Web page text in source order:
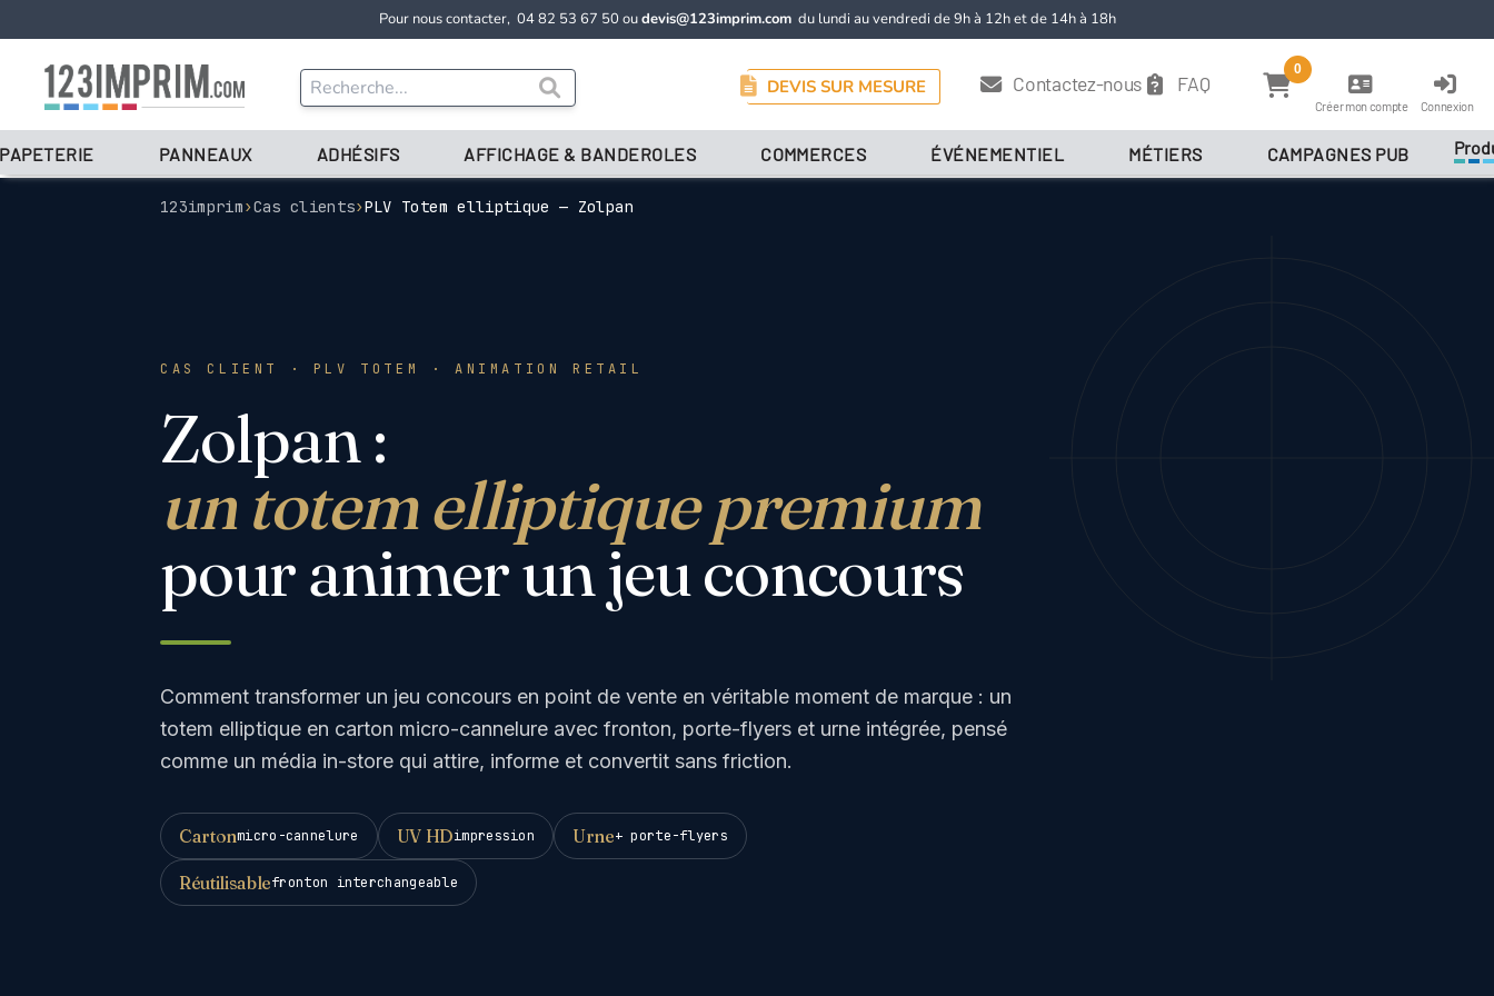
Pour nous contacter, 04 82 53 67 50 oudevis@123imprim.comdu lundi au vendredi de 9h à 12h et de 14h à 18h
DEVIS SUR MESURE Contactez-nous FAQ
0
Créer mon compte Connexion
PANNEAUX ADHÉSIFS AFFICHAGE & BANDEROLES COMMERCES ÉVÉNEMENTIEL MÉTIERS CAMPAGNES PUB
123imprim›Cas clients›PLV Totem elliptique — Zolpan
CAS CLIENT · PLV TOTEM · ANIMATION RETAIL
Zolpan :
un totem elliptique premium
pour animer un jeu concours
Comment transformer un jeu concours en point de vente en véritable moment de marque : un
totem elliptique en carton micro-cannelure avec fronton, porte-flyers et urne intégrée, pensé
comme un média in-store qui attire, informe et convertit sans friction.
Cartonmicro-cannelure UV HDimpression Urne+ porte-flyers
Réutilisablefronton interchangeable